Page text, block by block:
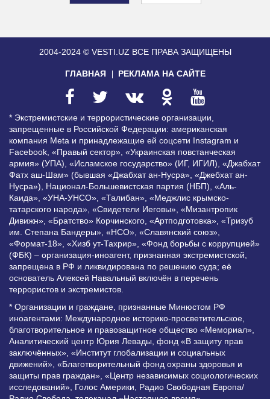
2004-2024 © VESTI.UZ ВСЕ ПРАВА ЗАЩИЩЕНЫ
ГЛАВНАЯ РЕКЛАМА НА САЙТЕ
* Экстремистские и террористические организации,
запрещенные в Российской Федерации: американская
компания Meta и принадлежащие ей соцсети Instagram и
Facebook, «Правый сектор», «Украинская повстанческая
армия» (УПА), «Исламское государство» (ИГ, ИГИЛ), «Джабхат
Фатх аш-Шам» (бывшая «Джабхат ан-Нусра», «Джебхат ан-
Нусра»), Национал-Большевистская партия (НБП), «Аль-
Каида», «УНА-УНСО», «Талибан», «Меджлис крымско-
татарского народа», «Свидетели Иеговы», «Мизантропик
Дивижн», «Братство» Корчинского, «Артподготовка», «Тризуб
им. Степана Бандеры», «НСО», «Славянский союз»,
«Формат-18», «Хизб ут-Тахрир», «Фонд борьбы с коррупцией»
(ФБК) – организация-иноагент, признанная экстремистской,
запрещена в РФ и ликвидирована по решению суда; её
основатель Алексей Навальный включён в перечень
террористов и экстремистов.
* Организации и граждане, признанные Минюстом РФ
иноагентами: Международное историко-просветительское,
благотворительное и правозащитное общество «Мемориал»,
Аналитический центр Юрия Левады, фонд «В защиту прав
заключённых», «Институт глобализации и социальных
движений», «Благотворительный фонд охраны здоровья и
защиты прав граждан», «Центр независимых социологических
исследований», Голос Америки, Радио Свободная Европа/